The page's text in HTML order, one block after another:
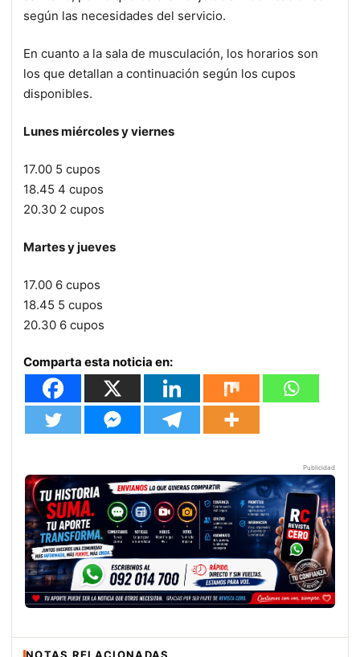
según las necesidades del servicio.
En cuanto a la sala de musculación, los horarios son
los que detallan a continuación según los cupos
disponibles.
Lunes miércoles y viernes
17.00 5 cupos
18.45 4 cupos
20.30 2 cupos
Martes y jueves
17.00 6 cupos
18.45 5 cupos
20.30 6 cupos
Comparta esta noticia en:
Publicidad